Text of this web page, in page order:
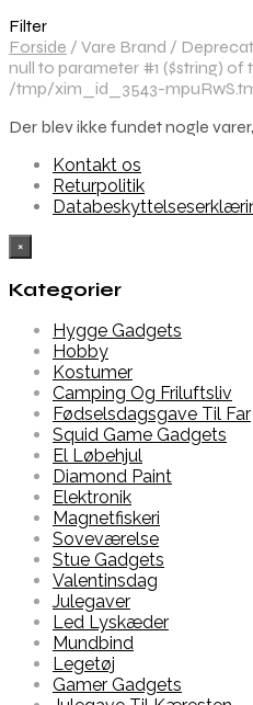
Filter
Forside / Vare Brand /
null to parameter #1 ($string) of
/tmp/xim_id_3543-
Der blev ikke fundet nogle
Kontakt os
Returpolitik
×
Kategorier
Hygge Gadgets
Hobby
Kostumer
Camping Og Friluftsliv
Fødselsdagsgave Til Far
Squid Game Gadgets
El Løbehjul
Diamond Paint
Elektronik
Magnetfiskeri
Soveværelse
Stue Gadgets
Valentinsdag
Julegaver
Led Lyskæder
Mundbind
Legetøj
Gamer Gadgets